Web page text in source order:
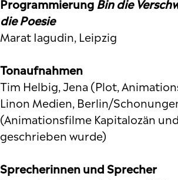
Programmierung Bin die
die Poesie
Marat Iagudin, Leipzig
Tonaufnahmen
Tim Helbig, Jena (Plot,
Linon Medien, Berlin/
(Animationsfilme Kapitalozän
geschrieben wurde)
Sprecherinnen und Sprecher